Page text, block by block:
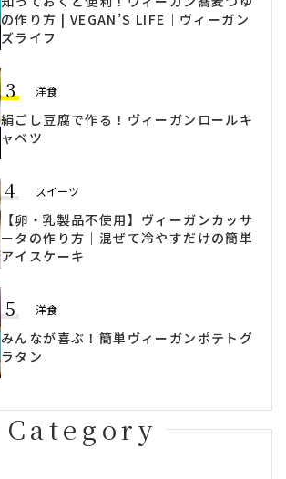
の作り方 | VEGAN’S LIFE｜ヴィーガン
ズライフ
3 洋食
絹ごし豆腐で作る！ヴィーガンロールキ
ャベツ
4 スイーツ
【卵・乳製品不使用】ヴィーガンカッサ
ータの作り方｜混ぜて冷やすだけの簡単
アイスケーキ
5 洋食
みんなが喜ぶ！簡単ヴィーガンポテトグ
ラタン
Category